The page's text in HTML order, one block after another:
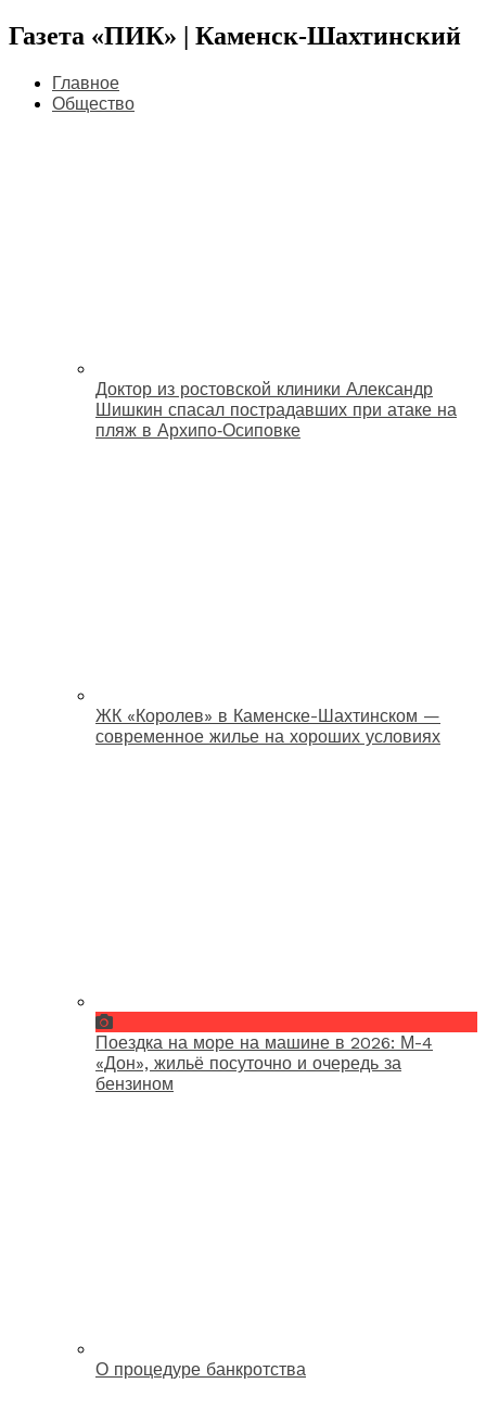
Газета «ПИК» | Каменск-Шахтинский
Главное
Общество
Доктор из ростовской клиники Александр
Шишкин спасал пострадавших при атаке на
пляж в Архипо‑Осиповке
ЖК «Королев» в Каменске-Шахтинском —
современное жилье на хороших условиях
Поездка на море на машине в 2026: М-4
«Дон», жильё посуточно и очередь за
бензином
О процедуре банкротства